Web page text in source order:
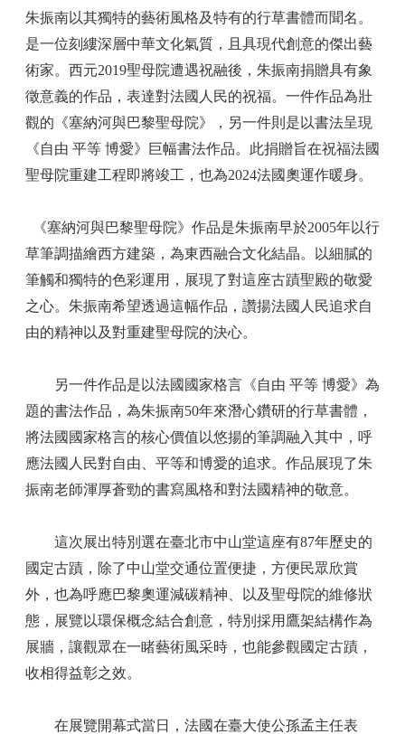
朱振南以其獨特的藝術風格及特有的行草書體而聞名。
是一位刻縷深層中華文化氣質，且具現代創意的傑出藝
術家。西元2019聖母院遭遇祝融後，朱振南捐贈具有象
徵意義的作品，表達對法國人民的祝福。一件作品為壯
觀的《塞納河與巴黎聖母院》，另一件則是以書法呈現
《自由 平等 博愛》巨幅書法作品。此捐贈旨在祝福法國
聖母院重建工程即將竣工，也為2024法國奧運作暖身。
《塞納河與巴黎聖母院》作品是朱振南早於2005年以行
草筆調描繪西方建築，為東西融合文化結晶。以細膩的
筆觸和獨特的色彩運用，展現了對這座古蹟聖殿的敬愛
之心。朱振南希望透過這幅作品，讚揚法國人民追求自
由的精神以及對重建聖母院的決心。
另一件作品是以法國國家格言《自由 平等 博愛》為
題的書法作品，為朱振南50年來潛心鑽研的行草書體，
將法國國家格言的核心價值以悠揚的筆調融入其中，呼
應法國人民對自由、平等和博愛的追求。作品展現了朱
振南老師渾厚蒼勁的書寫風格和對法國精神的敬意。
這次展出特別選在臺北市中山堂這座有87年歷史的
國定古蹟，除了中山堂交通位置便捷，方便民眾欣賞
外，也為呼應巴黎奧運減碳精神、以及聖母院的維修狀
態，展覽以環保概念結合創意，特別採用鷹架結構作為
展牆，讓觀眾在一睹藝術風采時，也能參觀國定古蹟，
收相得益彰之效。
在展覽開幕式當日，法國在臺大使公孫孟主任表